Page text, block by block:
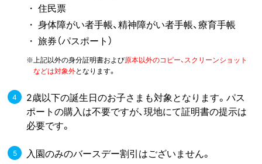
住民票
身体障がい者手帳、精神障がい者手帳、療育手帳
旅券（パスポート）
※上記以外の身分証明書および原本以外のコピー、スクリーンショット
などは対象外となります。
2歳以下の誕生日のお子さまも対象となります。パス
ポートの購入は不要ですが、現地にて証明書の提示は
必要です。
入園のみのバースデー割引はございません。